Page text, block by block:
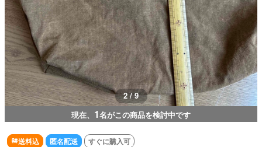
3 / 9
現在、 1名がこの商品を検討中です
送料込 匿名配送 すぐに購入可